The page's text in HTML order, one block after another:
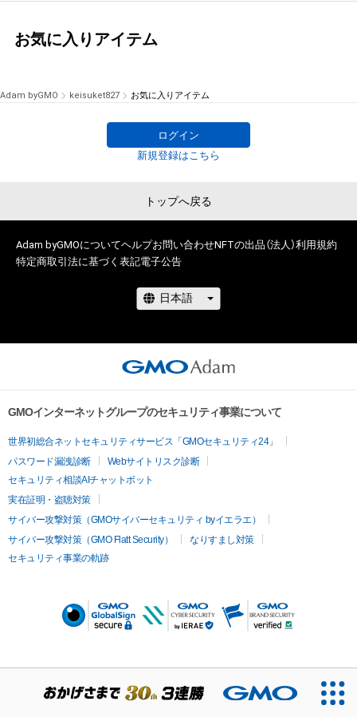
お気に入りアイテム
Adam byGMO keisuket827 お気に入りアイテム
ログイン
新規登録はこちら
トップへ戻る
Adam byGMOについてヘルプお問い合わせNFTの出品（法人）利用規約
特定商取引法に基づく表記電子公告
GMOインターネットグループのセキュリティ事業について
世界初総合ネットセキュリティサービス「GMOセキュリティ24」
パスワード漏洩診断
Webサイトリスク診断
セキュリティ相談AIチャットボット
実在証明・盗聴対策
サイバー攻撃対策（GMOサイバーセキュリティ byイエラエ）
サイバー攻撃対策（GMO Flatt Security）
なりすまし対策
セキュリティ事業の軌跡